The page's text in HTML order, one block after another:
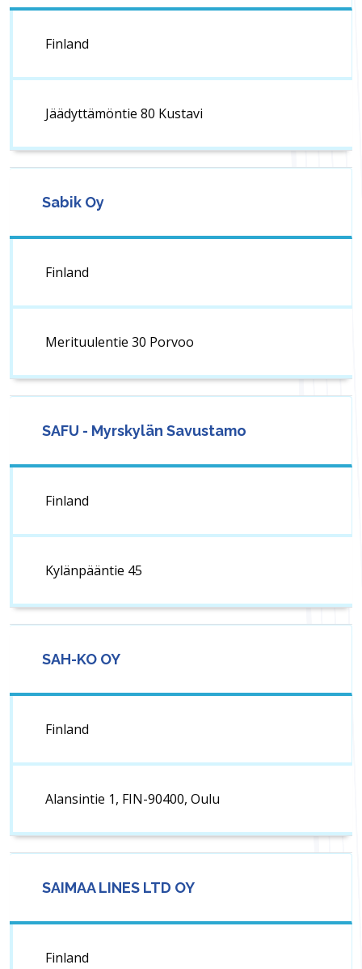
Finland
Jäädyttämöntie 80 Kustavi
Sabik Oy
Finland
Merituulentie 30 Porvoo
SAFU - Myrskylän Savustamo
Finland
Kylänpääntie 45
SAH-KO OY
Finland
Alansintie 1, FIN-90400, Oulu
SAIMAA LINES LTD OY
Finland